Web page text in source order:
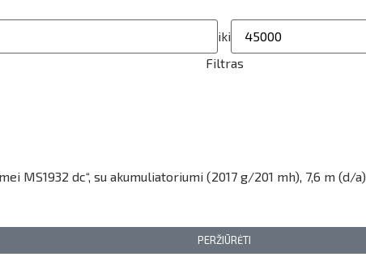
iki
Filtras
MS1932 dc“, su akumuliatoriumi (2017 g/201 mh), 7,6 m (d/a)
PERŽIŪRĖTI